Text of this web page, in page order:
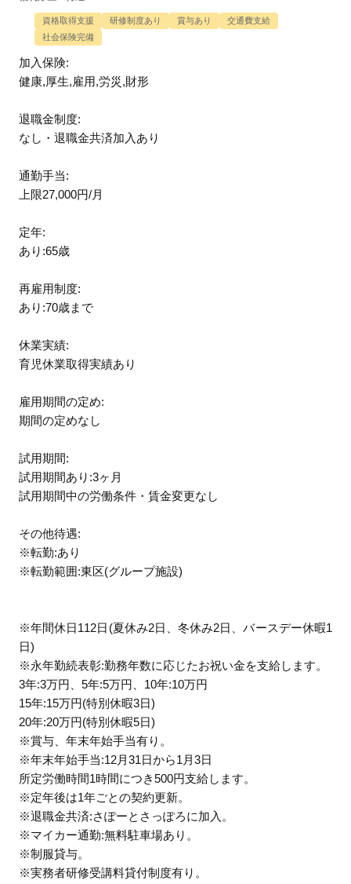
資格取得支援 研修制度あり 賞与あり
交通費支給
社会保険完備
加入保険:
健康,厚生,雇用,労災,財形
退職金制度:
なし・退職金共済加入あり
通勤手当:
上限27,000円/月
定年:
あり:65歳
再雇用制度:
あり:70歳まで
休業実績:
育児休業取得実績あり
雇用期間の定め:
期間の定めなし
試用期間:
試用期間あり:3ヶ月
試用期間中の労働条件・賃金変更なし
その他待遇:
※転勤:あり
※転勤範囲:東区(グループ施設)
※年間休日112日(夏休み2日、冬休み2日、バースデー休暇1
日)
※永年勤続表彰:勤務年数に応じたお祝い金を支給します。
3年:3万円、5年:5万円、10年:10万円
15年:15万円(特別休暇3日)
20年:20万円(特別休暇5日)
※賞与、年末年始手当有り。
※年末年始手当:12月31日から1月3日
所定労働時間1時間につき500円支給します。
※定年後は1年ごとの契約更新。
※退職金共済:さぽーとさっぽろに加入。
※マイカー通勤:無料駐車場あり。
※制服貸与。
※実務者研修受講料貸付制度有り。